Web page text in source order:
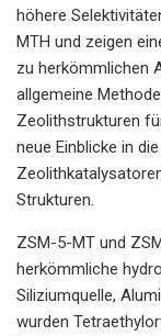
höhere
MTH und zeigen
zu herkömmlichen
allgemeine
Zeolithstrukturen
neue Einblicke in
Strukturen.
ZSM-5-MT und
herkömmliche
Siliziumquelle,
wurden